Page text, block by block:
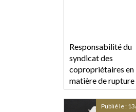
Responsabilité du
syndicat des
copropriétaires en
matière de rupture
brutale des
commerciales
Publié le :